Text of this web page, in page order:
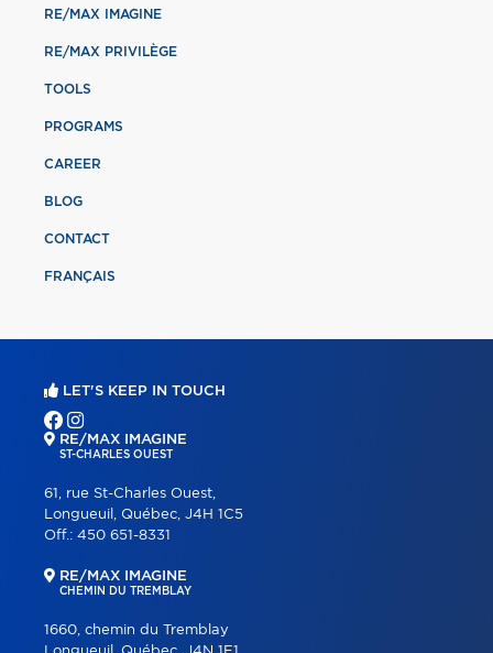
RE/MAX IMAGINE
RE/MAX PRIVILÈGE
TOOLS
PROGRAMS
CAREER
BLOG
CONTACT
FRANÇAIS
LET'S KEEP IN TOUCH
RE/MAX IMAGINE
ST-CHARLES OUEST
61, rue St-Charles Ouest,
Longueuil, Québec, J4H 1C5
Off.: 450 651-8331
RE/MAX IMAGINE
CHEMIN DU TREMBLAY
1660, chemin du Tremblay